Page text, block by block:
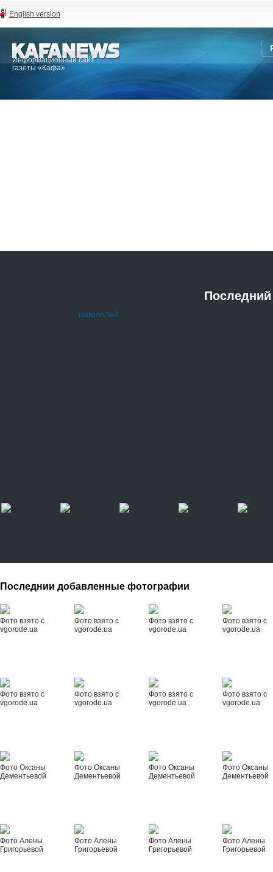
English version
Информационный сайт
газеты «Кафа»
Последнии добавленные фотографии
Фото взято с
vgorode.ua
Фото взято с
vgorode.ua
Фото взято с
vgorode.ua
Фото взято с
vgorode.ua
Фото взято с
vgorode.ua
Фото взято с
vgorode.ua
Фото взято с
vgorode.ua
Фото взято с
vgorode.ua
Фото Оксаны
Дементьевой
Фото Оксаны
Дементьевой
Фото Оксаны
Дементьевой
Фото Оксаны
Дементьевой
Фото Алены
Григорьевой
Фото Алены
Григорьевой
Фото Алены
Григорьевой
Фото Алены
Григорьевой